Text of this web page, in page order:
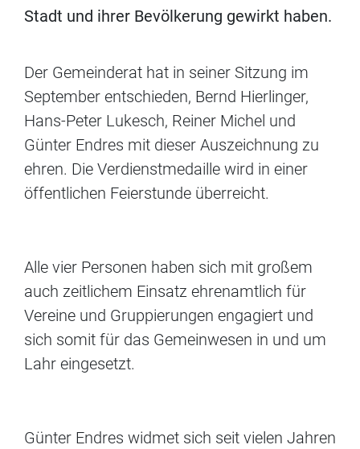
Stadt und ihrer Bevölkerung gewirkt haben.
Der Gemeinderat hat in seiner Sitzung im
September entschieden, Bernd Hierlinger,
Hans-Peter Lukesch, Reiner Michel und
Günter Endres mit dieser Auszeichnung zu
ehren. Die Verdienstmedaille wird in einer
öffentlichen Feierstunde überreicht.
Alle vier Personen haben sich mit großem
auch zeitlichem Einsatz ehrenamtlich für
Vereine und Gruppierungen engagiert und
sich somit für das Gemeinwesen in und um
Lahr eingesetzt.
Günter Endres widmet sich seit vielen Jahren